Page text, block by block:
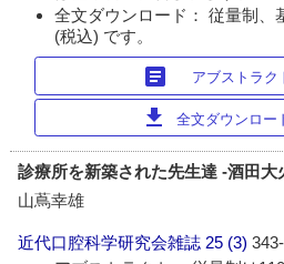
全文ダウンロード： 従量制、
(税込) です。
article アブストラク
download 全文ダウンロー
診療所を新築された先生達 -酒田大
山蔦幸雄
近代口腔科学研究会雑誌 25 (3)